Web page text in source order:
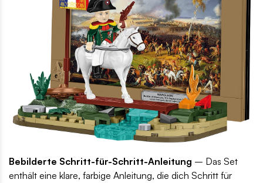
Bebilderte Schritt-für-Schritt-Anleitung – Das Set
enthält eine klare, farbige Anleitung, die dich Schritt für